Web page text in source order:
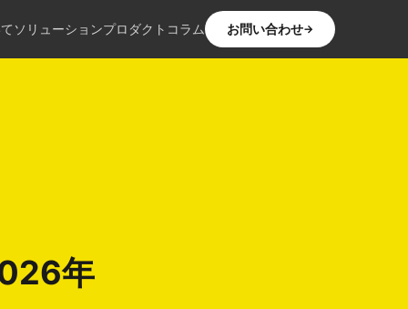
ソリューションプロダクト コラム お問い合わせ→
年